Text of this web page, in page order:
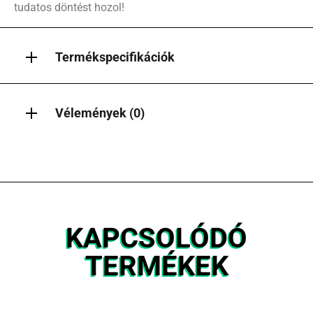
tudatos döntést hozol!
Termékspecifikációk
Vélemények (0)
KAPCSOLÓDÓ
TERMÉKEK